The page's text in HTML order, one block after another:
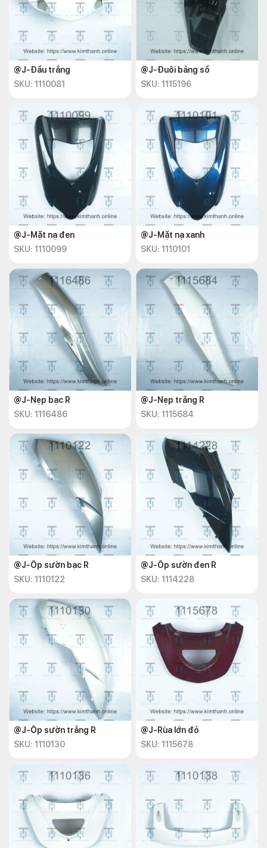
@J-Đầu trắng
SKU: 1110081
@J-Đuôi bảng số
SKU: 1115196
@J-Mặt nạ đen
SKU: 1110099
@J-Mặt nạ xanh
SKU: 1110101
@J-Nẹp bạc R
SKU: 1116486
@J-Nẹp trắng R
SKU: 1115684
@J-Ốp sườn bạc R
SKU: 1110122
@J-Ốp sườn đen R
SKU: 1114228
@J-Ốp sườn trắng R
SKU: 1110130
@J-Rùa lớn đỏ
SKU: 1115678